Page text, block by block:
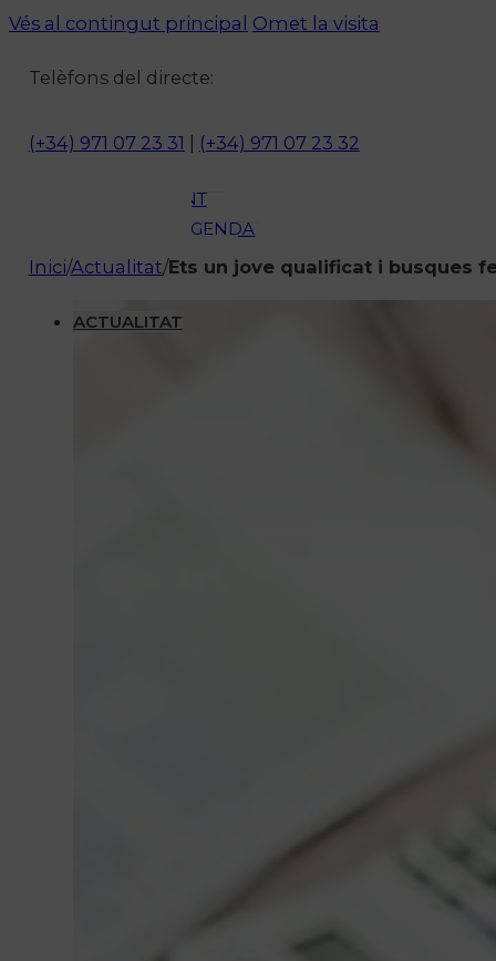
Vés al contingut principal Omet la visita
Telèfons del directe:
(+34) 971 07 23 31 (+34) 971 07 23 32
ACTUALITAT
OCI
ENTREVISTES
AMBIENT
AGENDA
En directe
Programació
Inici/Actualitat/Ets un jove qualificat i busques
ACTUALITAT